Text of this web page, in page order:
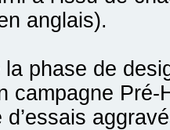
anglais).
phase de
campagne Pré-
d’essais